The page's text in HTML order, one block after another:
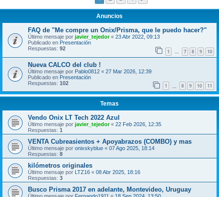
Anuncios
FAQ de "Me compre un Onix/Prisma, que le puedo hacer?"
Último mensaje por javier_tejedor« 23 Abr 2022, 09:13
Publicado en Presentación
Respuestas: 92 1 … 7 8 9 10
Nueva CALCO del club !
Último mensaje por Pablo0812 « 27 Mar 2026, 12:39
Publicado en Presentación
Respuestas: 102 1 8 9 10 11
Temas
Vendo Onix LT Tech 2022 Azul
Último mensaje por javier_tejedor« 22 Feb 2026, 12:35
Respuestas: 1
VENTA Cubreasientos + Apoyabrazos (COMBO) y mas
Último mensaje por onixskyblue « 07 Ago 2025, 18:14
Respuestas: 8
kilómetros originales
Último mensaje por LTZ16 « 08 Abr 2025, 18:16
Respuestas: 3
Busco Prisma 2017 en adelante, Montevideo, Uruguay